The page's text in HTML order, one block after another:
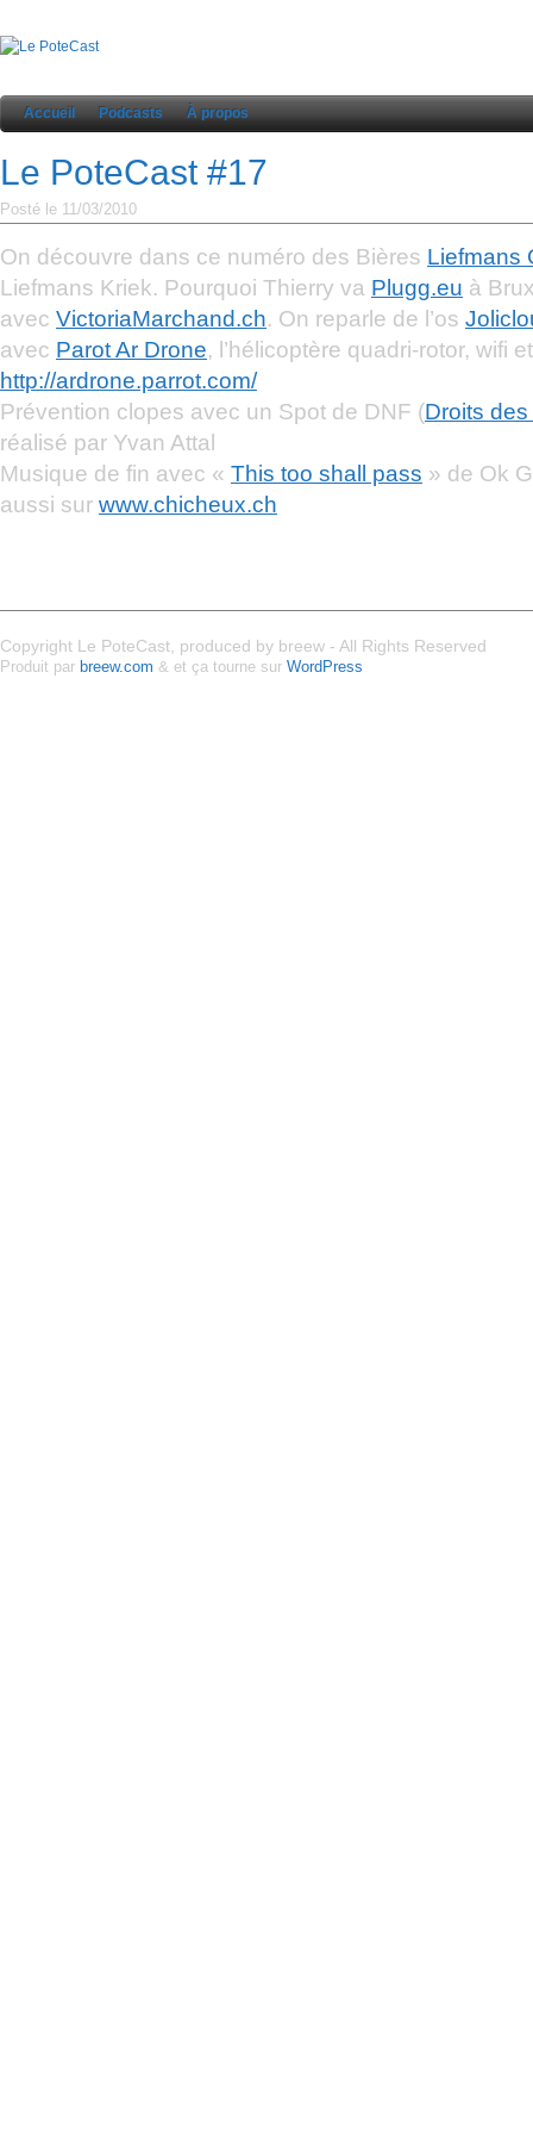
Accueil Podcasts À propos
Le PoteCast #17
Posté le 11/03/2010
On découvre dans ce numéro des Bières Liefmans
Liefmans Kriek. Pourquoi Thierry va Plugg.eu à
avec VictoriaMarchand.ch. On reparle de l’os
avec Parot Ar Drone, l’hélicoptère quadri-rotor, wifi
http://ardrone.parrot.com/
Prévention clopes avec un Spot de DNF (Droits
réalisé par Yvan Attal
Musique de fin avec « This too shall pass » de Ok
aussi sur www.chicheux.ch
Copyright Le PoteCast, produced by breew - All Rights Reserved
Produit par breew.com & et ça tourne sur WordPress